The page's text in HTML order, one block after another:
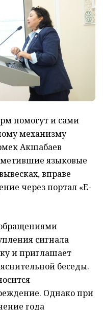
помогут и сами
механизму
Акшабаев
языковые
вправе
через портал «Е-
сигнала
и приглашает
беседы.
Однако при
года